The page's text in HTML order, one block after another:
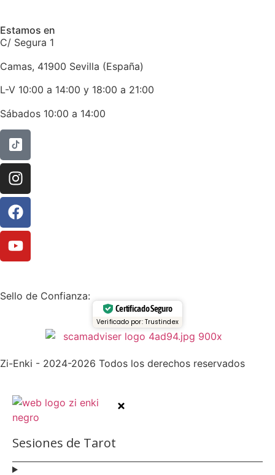
Estamos en
C/ Segura 1
Camas, 41900 Sevilla (España)
L-V 10:00 a 14:00 y 18:00 a 21:00
Sábados 10:00 a 14:00
Sello de Confianza:
Certificado Seguro
Verificado por: Trustindex
Zi-Enki - 2024-2026 Todos los derechos reservados
Sesiones de Tarot